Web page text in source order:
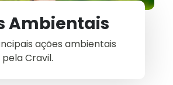
Ambientais
ações ambientais
Cravil.